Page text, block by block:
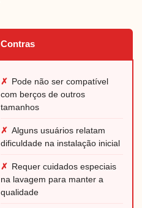
Contras
✗ Pode não ser compatível
com berços de outros
tamanhos
✗ Alguns usuários relatam
dificuldade na instalação inicial
✗ Requer cuidados especiais
na lavagem para manter a
qualidade